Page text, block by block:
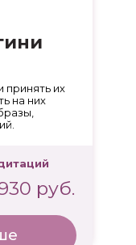
руб.
принять их
на них